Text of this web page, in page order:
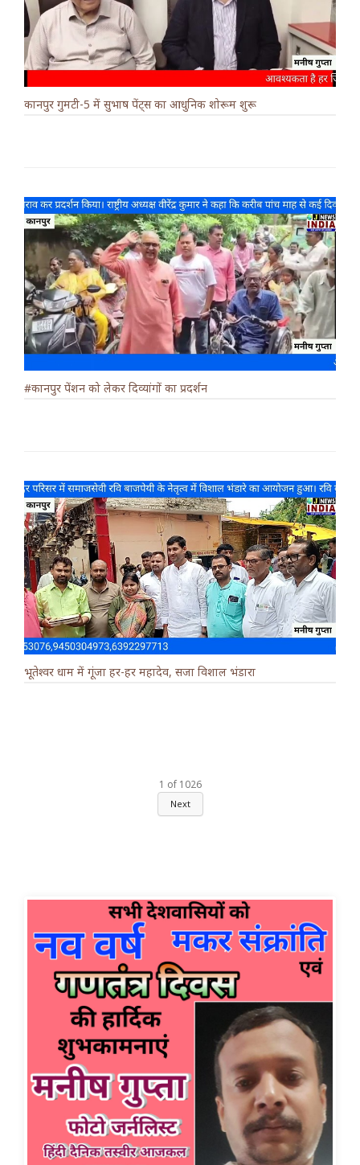
कानपुर गुमटी-5 में सुभाष पेंट्स का आधुनिक शोरूम शुरू
#कानपुर पेंशन को लेकर दिव्यांगों का प्रदर्शन
भूतेश्वर धाम में गूंजा हर-हर महादेव, सजा विशाल भंडारा
1 of 1026
Next